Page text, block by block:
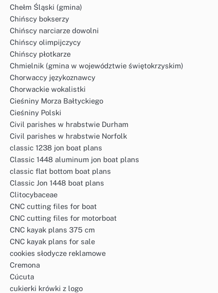
Chełm Śląski (gmina)
Chińscy bokserzy
Chińscy narciarze dowolni
Chińscy olimpijczycy
Chińscy płotkarze
Chmielnik (gmina w województwie świętokrzyskim)
Chorwaccy językoznawcy
Chorwackie wokalistki
Cieśniny Morza Bałtyckiego
Cieśniny Polski
Civil parishes w hrabstwie Durham
Civil parishes w hrabstwie Norfolk
classic 1238 jon boat plans
Classic 1448 aluminum jon boat plans
classic flat bottom boat plans
Classic Jon 1448 boat plans
Clitocybaceae
CNC cutting files for boat
CNC cutting files for motorboat
CNC kayak plans 375 cm
CNC kayak plans for sale
cookies słodycze reklamowe
Cremona
Cúcuta
cukierki krówki z logo